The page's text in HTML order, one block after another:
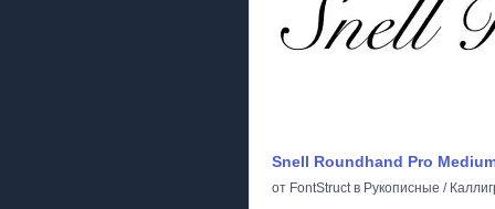
Snell Roundhand Pro
от FontStructв Рукописные /